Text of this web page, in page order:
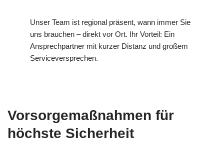
Unser Team ist regional präsent, wann immer Sie
uns brauchen – direkt vor Ort. Ihr Vorteil: Ein
Ansprechpartner mit kurzer Distanz und großem
Serviceversprechen.
Vorsorgemaßnahmen für
höchste Sicherheit